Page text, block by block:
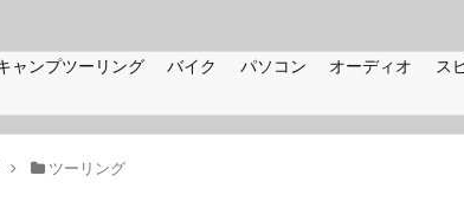
ャンプツーリング バイク パソコン オーディオ ス
ツーリング